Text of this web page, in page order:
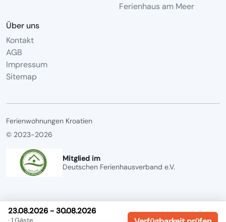
23.08.2026 - 30.08.2026
· 1 Gäste
Ferienhaus am Meer
Über uns
Kontakt
AGB
Impressum
Sitemap
Ferienwohnungen Kroatien
© 2023-2026
Mitglied im
Deutschen Ferienhausverband e.V.